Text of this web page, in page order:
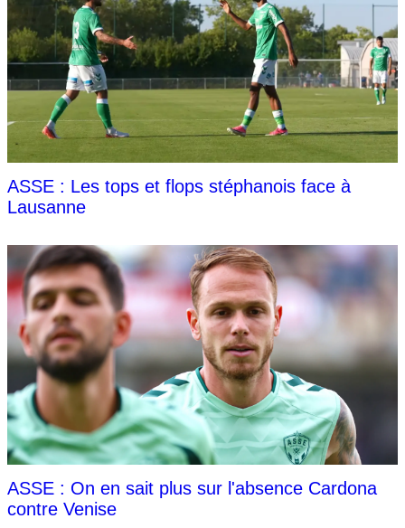
ASSE : Les tops et flops stéphanois face à
Lausanne
ASSE : On en sait plus sur l'absence Cardona
contre Venise